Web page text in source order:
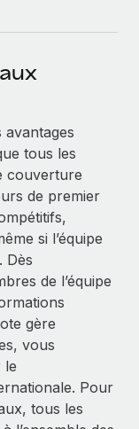
RH à
des
en
partenariat
assistées par
développé
open
tous les
couverture
de premier
si l’équipe
Dès
de l’équipe
gère
vous
le
Pour
tous les